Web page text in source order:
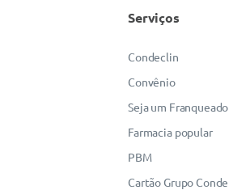
Serviços
Condeclin
Convênio
Seja um Franqueado
Farmacia popular
PBM
Cartão Grupo Conde